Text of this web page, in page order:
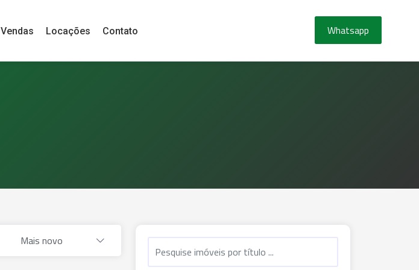
Vendas Locações Contato Whatsapp
Mais novo